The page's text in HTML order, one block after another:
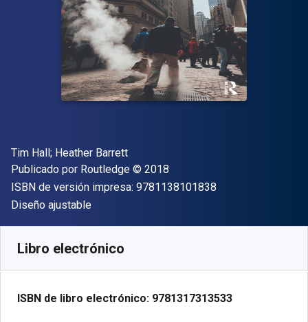
Autor(es)
Tim Hall; Heather Barrett
Editor
Publicado por Routledge Copyright
© 2018
ISBN de versión impresa: 9781138101838
Formato
Diseño ajustable
Libro electrónico
ISBN de libro electrónico: 9781317313533